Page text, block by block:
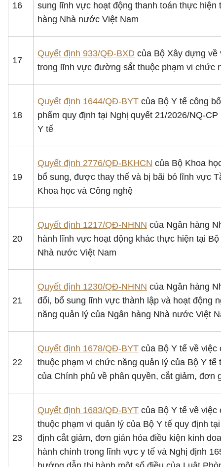
16
sung lĩnh vực hoạt động thanh toán thực
hàng Nhà nước Việt Nam
17
Quyết định 933/QĐ-BXD của Bộ Xây dựng
trong lĩnh vực đường sắt thuộc phạm vi chức
18
Quyết định 1644/QĐ-BYT của Bộ Y tế công
phẩm quy định tại Nghị quyết 21/2026/NQ-
Y tế
19
Quyết định 2776/QĐ-BKHCN của Bộ Khoa
bổ sung, được thay thế và bị bãi bỏ lĩnh vực
Khoa học và Công nghệ
20
Quyết định 1217/QĐ-NHNN của Ngân hàng
hành lĩnh vực hoạt động khác thực hiện tại
Nhà nước Việt Nam
21
Quyết định 1230/QĐ-NHNN của Ngân hàng
đổi, bổ sung lĩnh vực thành lập và hoạt động
năng quản lý của Ngân hàng Nhà nước Việt
22
Quyết định 1678/QĐ-BYT của Bộ Y tế về
thuộc phạm vi chức năng quản lý của Bộ Y
của Chính phủ về phân quyền, cắt giảm, đơn
23
Quyết định 1683/QĐ-BYT của Bộ Y tế về việc
thuộc phạm vi quản lý của Bộ Y tế quy định
định cắt giảm, đơn giản hóa điều kiện kinh
hành chính trong lĩnh vực y tế và Nghị định